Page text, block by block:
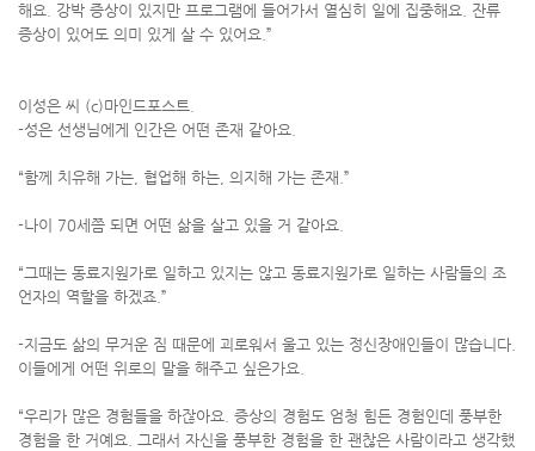
해요. 강박 증상이 있지만 프로그램에 들어가서 열심히 일에 집중해요. 잔류
증상이 있어도 의미 있게 살 수 있어요.”
이성은 씨 (c)마인드포스트.
-성은 선생님에게 인간은 어떤 존재 같아요.
“함께 치유해 가는, 협업해 하는, 의지해 가는 존재.”
-나이 70세쯤 되면 어떤 삶을 살고 있을 거 같아요.
“그때는 동료지원가로 일하고 있지는 않고 동료지원가로 일하는 사람들의 조
언자의 역할을 하겠죠.”
-지금도 삶의 무거운 짐 때문에 괴로워서 울고 있는 정신장애인들이 많습니다.
이들에게 어떤 위로의 말을 해주고 싶은가요.
“우리가 많은 경험들을 하잖아요. 증상의 경험도 엄청 힘든 경험인데 풍부한
경험을 한 거예요. 그래서 자신을 풍부한 경험을 한 괜찮은 사람이라고 생각했